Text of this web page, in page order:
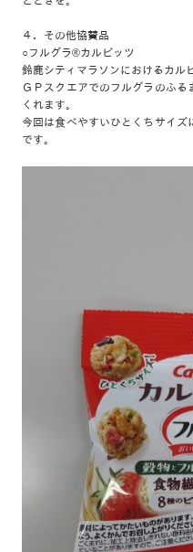
４．その他協賛品
○フルグラ®カルビッツ
鈴鹿シティマラソンにおけるカル
ＧＰスクエアでのフルグラのふ
くれます。
今回は食べやすいひとくちサイズ
です。